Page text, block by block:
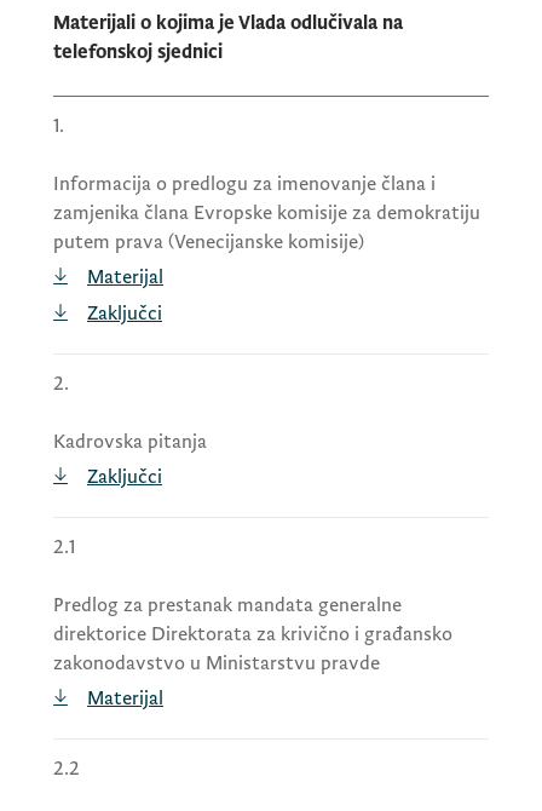
Materijali o kojima je Vlada odlučivala na
telefonskoj sjednici
1.
Informacija o predlogu za imenovanje člana i
zamjenika člana Evropske komisije za demokratiju
putem prava (Venecijanske komisije)
Materijal
Zaključci
2.
Kadrovska pitanja
Zaključci
2.1
Predlog za prestanak mandata generalne
direktorice Direktorata za krivično i građansko
zakonodavstvo u Ministarstvu pravde
Materijal
2.2